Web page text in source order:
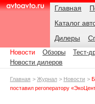
AvtoAvto.ru
Навигация Главная
Каталог
Дилеры
Подразделы
Новости Обзоры Тест-
Новости дилеров
Родительские
Главная Журнал Новости
поставил регоператору
Дата: